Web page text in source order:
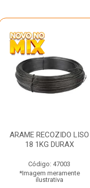
ARAME RECOZIDO LISO
18 1KG DURAX
Código: 47003
*Imagem meramente
ilustrativa